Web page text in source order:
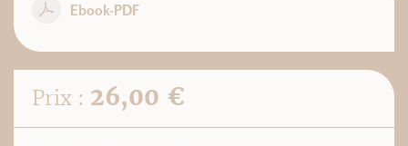
Ebook-PDF
Prix : 26,00 €